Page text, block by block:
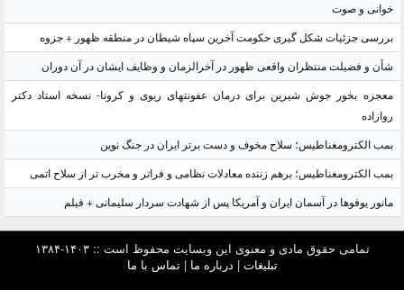
خوانی و صوت
بررسی جزئیات شکل گیری حکومت آخرین سپاه شیطان در منطقه ظهور + جزوه
شأن و فضیلت منتظران واقعی ظهور در آخرالزمان و وظایف ایشان در آن دوران
معجزه بخور جوش شیرین برای درمان عفونتهای ریوی و کرونا- نسخه استاد دکتر
روازاده
بمب الکترومغناطیس؛ سلاح مخوف و دست برتر ایران در جنگ نوین
بمب الکترومغناطیس؛ برهم زننده معادلات نظامی و فراتر و مخرب تر از سلاح اتمی
مانور یوفوها در آسمان ایران و آمریکا پس از شهادت سردار سلیمانی + فیلم
تمامی حقوق مادی و معنوی این وبسایت محفوظ است :: ۱۴۰۳-۱۳۸۴
تبلیغات | درباره ما |تماس با ما